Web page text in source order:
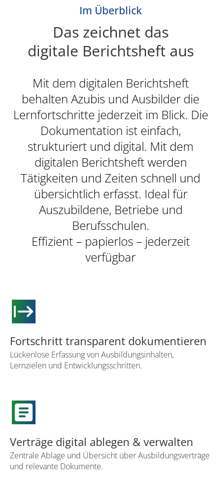
Im Überblick
Das zeichnet das
digitale Berichtsheft aus
Mit dem digitalen Berichtsheft
behalten Azubis und Ausbilder die
Lernfortschritte jederzeit im Blick. Die
Dokumentation ist einfach,
strukturiert und digital. Mit dem
digitalen Berichtsheft werden
Tätigkeiten und Zeiten schnell und
übersichtlich erfasst. Ideal für
Auszubildene, Betriebe und
Berufsschulen.
Effizient – papierlos – jederzeit
verfügbar
start
Fortschritt transparent dokumentieren
Lückenlose Erfassung von Ausbildungsinhalten,
Lernzielen und Entwicklungsschritten.
article
Verträge digital ablegen & verwalten
Zentrale Ablage und Übersicht über Ausbildungsverträge
und relevante Dokumente.